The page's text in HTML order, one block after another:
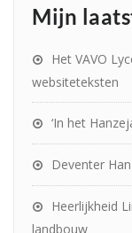
Mijn
Het VAVO
websiteteksten
‘In het
Deventer
Heerlijkheid
landbouw